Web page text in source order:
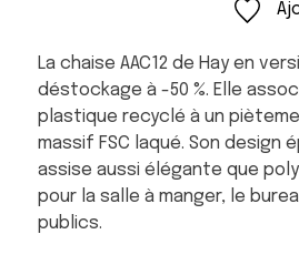
€ 309,00.
is:
€
La chaise AAC12 de Hay en
déstockage à -50 %. Elle
plastique recyclé à un
massif FSC laqué. Son design
assise aussi élégante que
pour la salle à manger, le
publics.